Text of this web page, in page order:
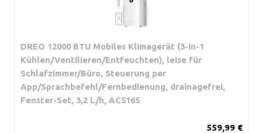
DREO 12000 BTU Mobiles Klimagerät (3-in-1
Kühlen/Ventilieren/Entfeuchten), leise für
Schlafzimmer/Büro, Steuerung per
App/Sprachbefehl/Fernbedienung, drainagefrei,
Fenster-Set, 3,2 L/h, AC516S
559,99 €